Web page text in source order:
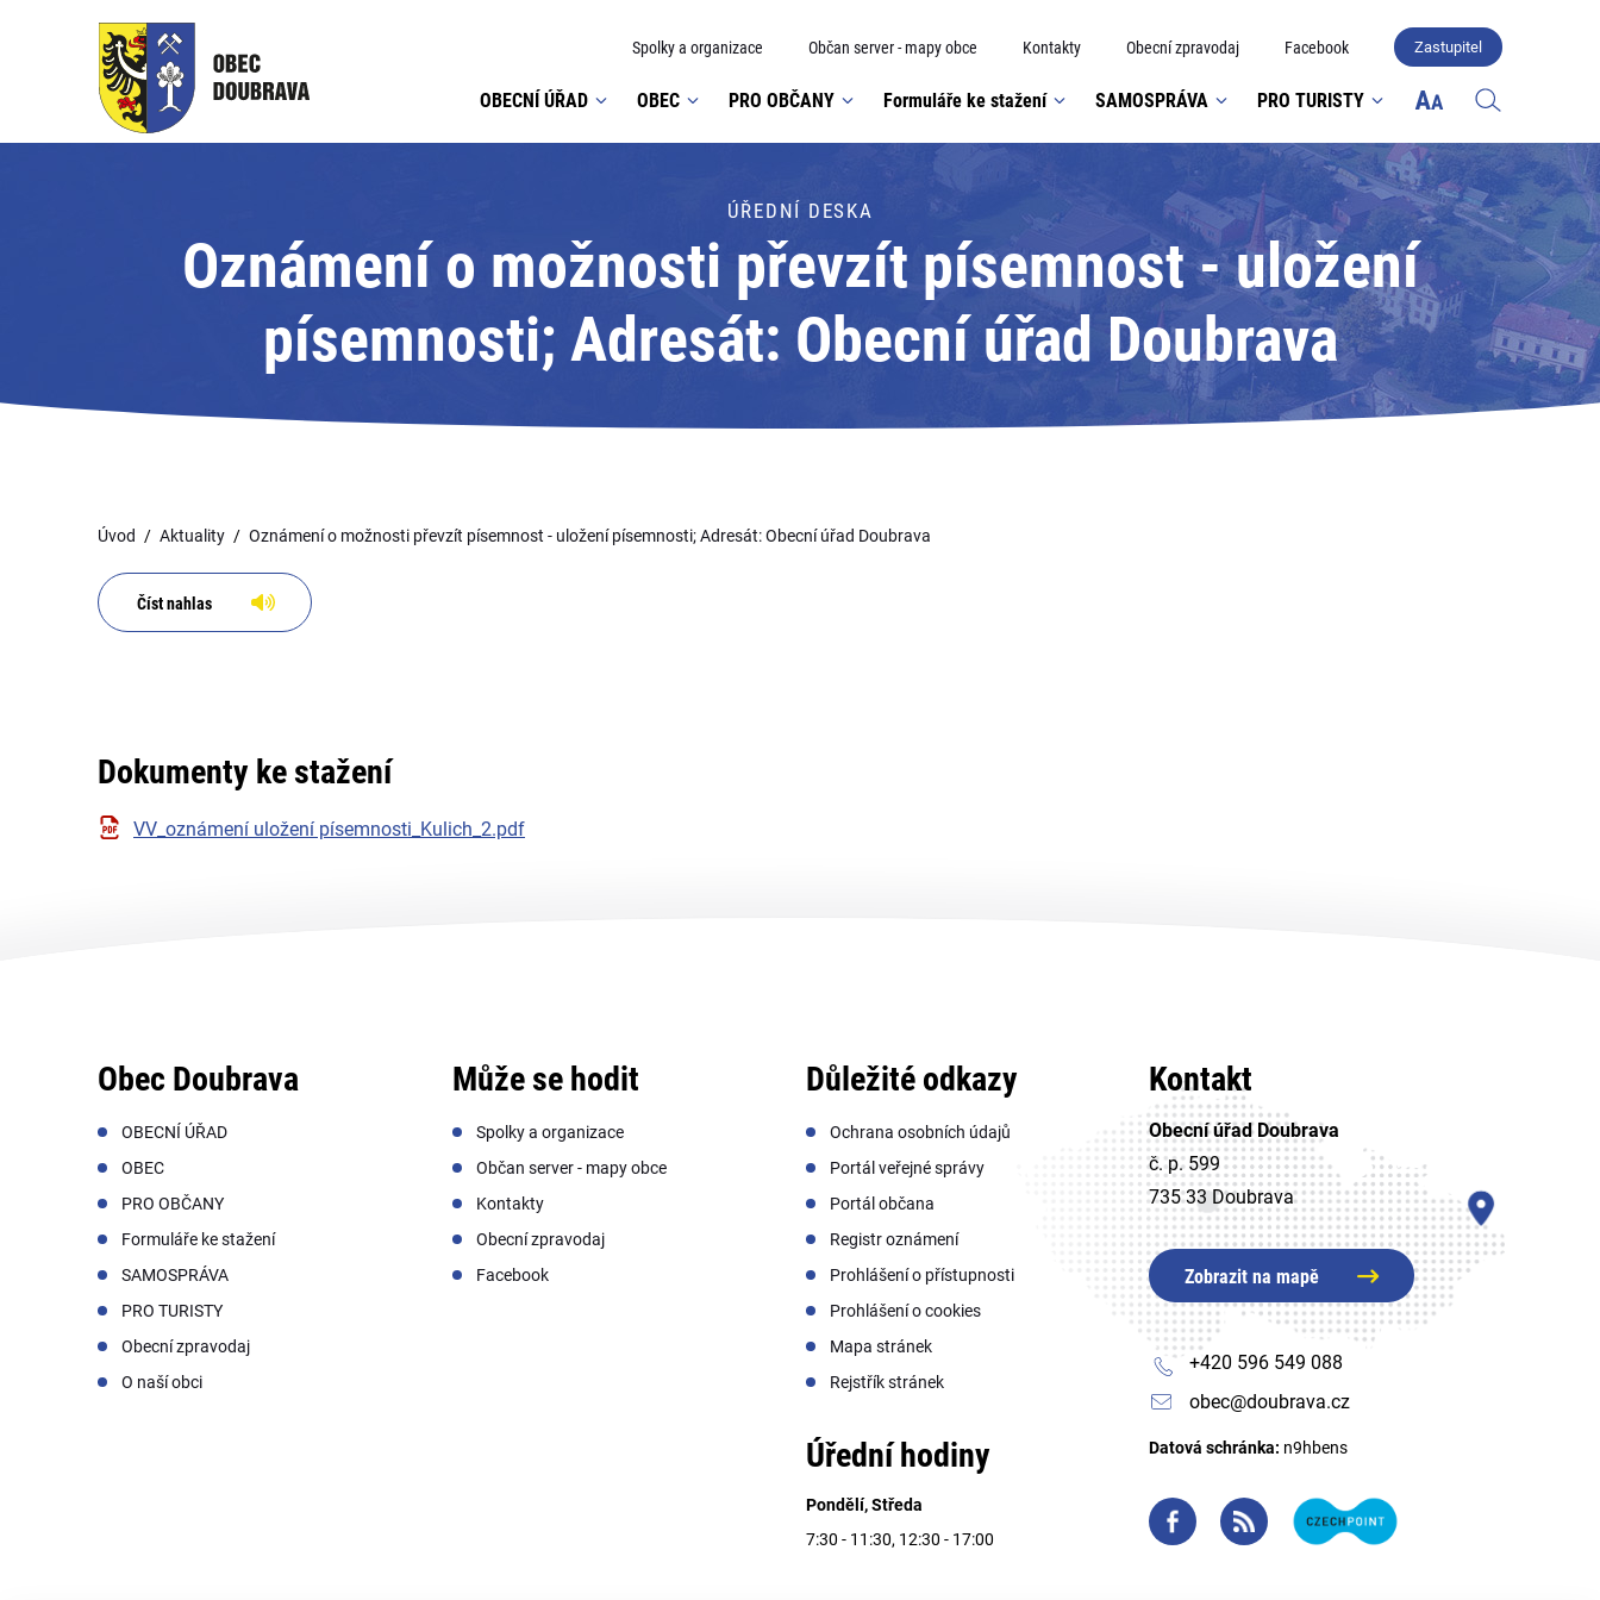
Spolky a organizace Občan server - mapy obce Kontakty Obecní zpravodaj Facebook Zastupitel
OBECNÍ ÚŘAD OBEC PRO OBČANY Formuláře ke stažení SAMOSPRÁVA PRO TURISTY
ÚŘEDNÍ DESKA
Oznámení o možnosti převzít písemnost - uložení
písemnosti; Adresát: Obecní úřad Doubrava
Úvod Aktuality Oznámení o možnosti převzít písemnost - uložení písemnosti; Adresát: Obecní úřad Doubrava
Číst nahlas
Dokumenty ke stažení
VV_oznámení uložení písemnosti_Kulich_2.pdf
Obec Doubrava
OBECNÍ ÚŘAD
OBEC
PRO OBČANY
Formuláře ke stažení
SAMOSPRÁVA
PRO TURISTY
Obecní zpravodaj
O naší obci
Může se hodit
Spolky a organizace
Občan server - mapy obce
Kontakty
Obecní zpravodaj
Facebook
Důležité odkazy
Ochrana osobních údajů
Portál veřejné správy
Portál občana
Registr oznámení
Prohlášení o přístupnosti
Prohlášení o cookies
Mapa stránek
Rejstřík stránek
Úřední hodiny
Pondělí, Středa
7:30 - 11:30, 12:30 - 17:00
Kontakt
Obecní úřad Doubrava
č. p. 599
735 33 Doubrava
Zobrazit na mapě
+420 596 549 088
obec@doubrava.cz
Datová schránka: n9hbens